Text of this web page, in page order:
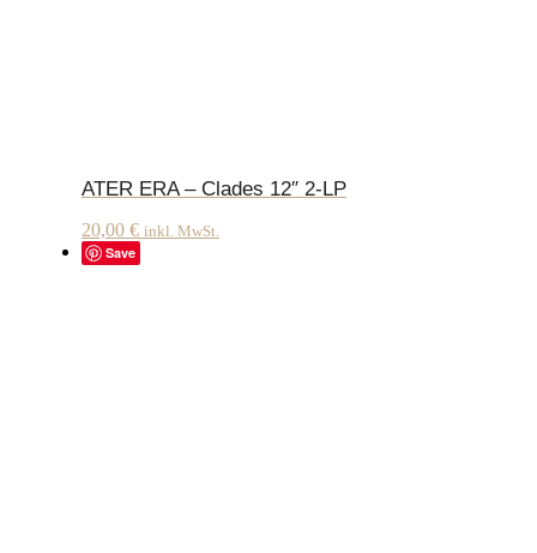
ATER ERA – Clades 12″ 2-LP
20,00 € inkl. MwSt.
Save